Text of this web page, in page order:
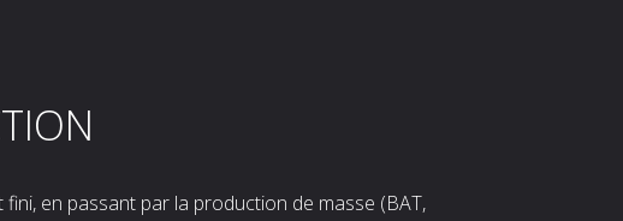
fini, en passant par la production de masse (BAT,